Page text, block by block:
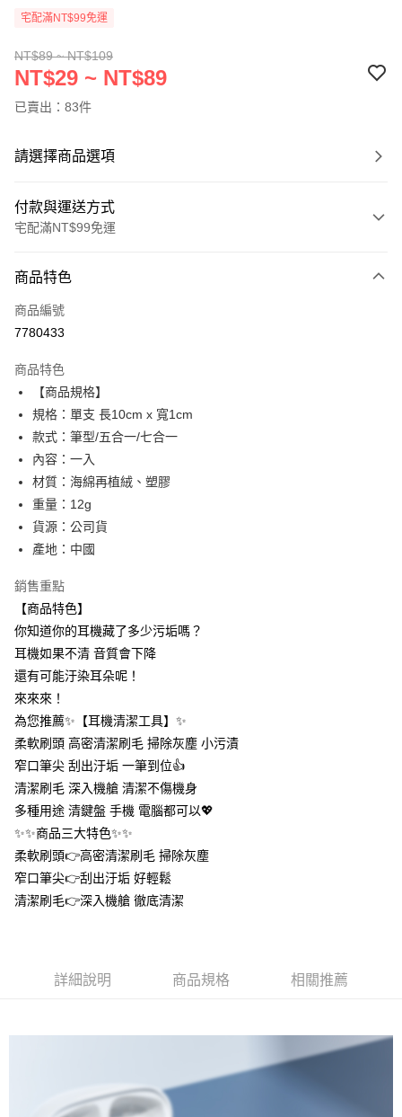
宅配滿NT$99免運
NT$89 ~ NT$109
NT$29 ~ NT$89
已賣出：83件
請選擇商品選項
付款與運送方式
宅配滿NT$99免運
信用卡一次付款
信用卡分期付款
合作金庫商業銀行
華南商業銀行
上海商業儲蓄銀行
國泰世華商業銀行
臺灣中小企業銀行
匯豐（台灣）商業銀行
聯邦商業銀行
元大商業銀行
玉山商業銀行
台新國際商業銀行
超商取貨付款
LINE Pay
Apple Pay
街口支付
AFTEE先享後付
【關於「AFTEE先享後付」】
AFTEE先享後付是「在收到商品之後才付款」的支付方式。 讓您購物簡單
便利好安心！
１．簡單：不需註冊會員、不需綁卡、不需儲值。
２．便利：只要手機號碼，簡訊認證，即可結帳。
３．安心：先確認商品／服務後，再付款。
【「AFTEE先享後付」結帳流程】
１．於結帳方式選擇「AFTEE先享後付」後，將跳轉至「AFTEE先享後付」
結帳頁面，進行簡訊認證並確認金額後，即可完成結帳。
３．收到繳費通知簡訊後14天內，點擊此簡訊中的連結，可透過四大超商／
ATM／網路銀行／等多元方式進行付款，方視為交易完成。
※ 請注意：結帳手續完成當下不需立刻繳費，但若您需要取消訂單，請聯絡
購買商品的店家。未經商家同意取消之訂單仍視為有效，需透過AFTEE先享
後付繳納相關費用。
※ 交易是否成功請以「AFTEE先享後付 」之結帳頁面顯示為準，若有關於
客戶支援中心」https://netprotections.freshdesk.com/support/home
２．關於個人資料處理事宜，請瀏覽以下網址：
４．使用「AFTEE先享後付」時，將依據個別帳號之用戶狀況，依本公司即
時審查核予不同之上限額度；若仍有額度不足之情形，本公司將視審查結果
請求用戶進行身份認證。
５．嚴禁一人註冊多個帳號或使用他人資訊註冊。若發現惡意使用之情形，
ATM付款
運送方式
全家取貨付款
每筆NT$60，滿NT$399(含以上)免運費
付款後全家取貨
每筆NT$60，滿NT$399(含以上)免運費
7-11取貨付款
每筆NT$60，滿NT$399(含以上)免運費
付款後7-11取貨
每筆NT$60，滿NT$399(含以上)免運費
宅配
商品特色
商品編號
7780433
商品特色
【商品規格】
規格：單支 長10cm x 寬1cm
款式：筆型/五合一/七合一
內容：一入
材質：海綿再植絨、塑膠
重量：12g
貨源：公司貨
產地：中國
銷售重點
【商品特色】
你知道你的耳機藏了多少污垢嗎？
耳機如果不清 音質會下降
還有可能汙染耳朵呢！
來來來！
為您推薦✨【耳機清潔工具】✨
柔軟刷頭 高密清潔刷毛 掃除灰塵 小污漬
窄口筆尖 刮出汙垢 一筆到位👍️
清潔刷毛 深入機艙 清潔不傷機身
多種用途 清鍵盤 手機 電腦都可以💖
✨✨商品三大特色✨✨
柔軟刷頭👉高密清潔刷毛 掃除灰塵
窄口筆尖👉刮出汙垢 好輕鬆
清潔刷毛👉深入機艙 徹底清潔
詳細說明 商品規格 相關推薦